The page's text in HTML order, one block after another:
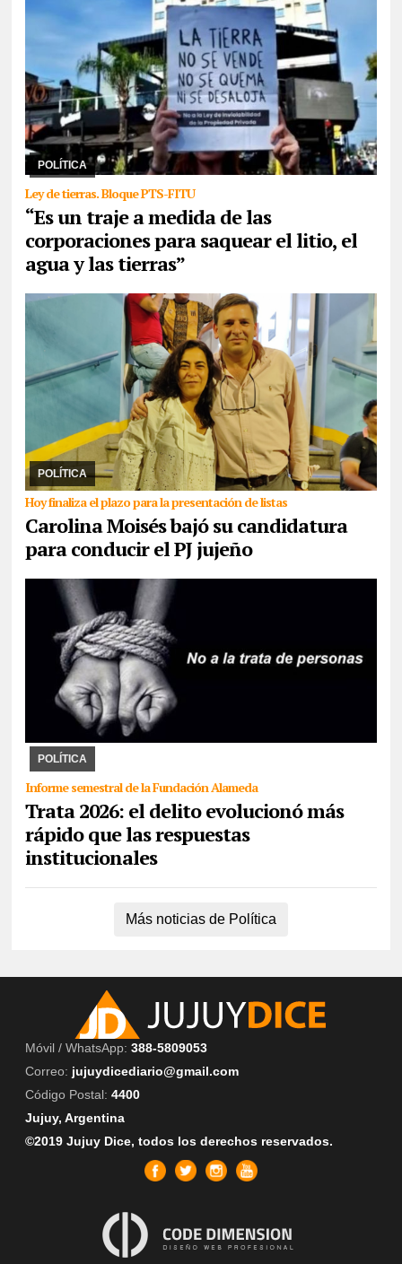
POLÍTICA
Ley de tierras. Bloque PTS-FITU
“Es un traje a medida de las
corporaciones para saquear el litio, el
agua y las tierras”
06/08/2026 Frenar la agenda de ajuste, unir en un encuentro de
bases su fuerza con las comunidades originarias, los trabajadores
y la juventud para pelear por e ...
POLÍTICA
Hoy finaliza el plazo para la presentación de listas
Carolina Moisés bajó su candidatura
para conducir el PJ jujeño
30/07/2026
Aunque señaló que la unidad “como criterio mínimo
no es suficiente”, la senadora propuso una lista repartida entre el
rivarolismo, Jenefes y ella com ...
POLÍTICA
Informe semestral de la Fundación Alameda
Trata 2026: el delito evolucionó más
rápido que las respuestas
institucionales
30/07/2026 La ONU impulsa desde 2014 el 30 de julio día para
crear conciencia y proteger los derechos de las víctimas. La
Fundación Alameda combate el delito y ...
Más noticias de Política
Móvil / WhatsApp: 388-5809053
Correo: jujuydicediario@gmail.com
Código Postal: 4400
Jujuy, Argentina
©2019 Jujuy Dice, todos los derechos reservados.